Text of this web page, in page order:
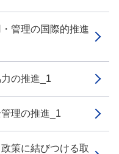
管理の国際的推進
の推進_1
理の推進_1
策に結びつける取